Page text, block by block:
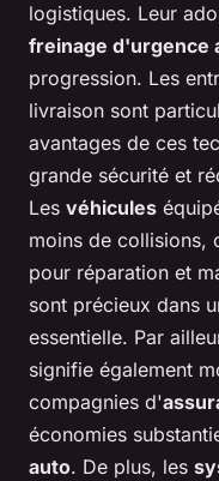
logistiques. Leur
freinage d'urgence
progression. Les
livraison sont
avantages de ces
grande sécurité et
Les véhicules
moins de collisions,
pour réparation et
sont précieux dans
essentielle. Par
signifie également
compagnies d'
économies
auto. De plus, les